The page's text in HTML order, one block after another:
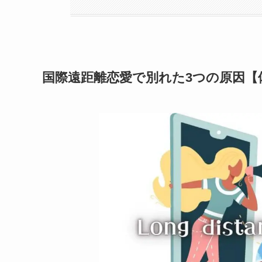
国際遠距離恋愛で別れた3つの原因【